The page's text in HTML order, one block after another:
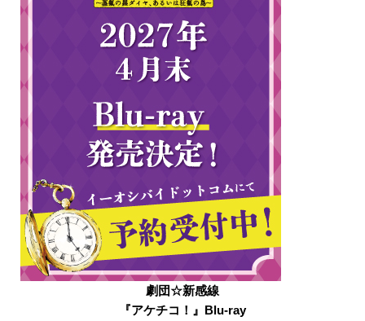
劇団☆新感線
『アケチコ！』Blu-ray